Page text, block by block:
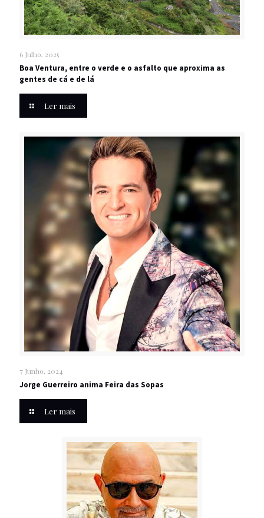
6 Julho, 2025
Boa Ventura, entre o verde e o asfalto que aproxima as
gentes de cá e de lá
Ler mais
7 Junho, 2024
Jorge Guerreiro anima Feira das Sopas
Ler mais